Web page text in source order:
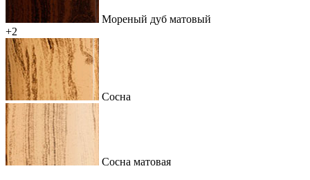
Мореный дуб матовый
+2
Сосна
Сосна матовая